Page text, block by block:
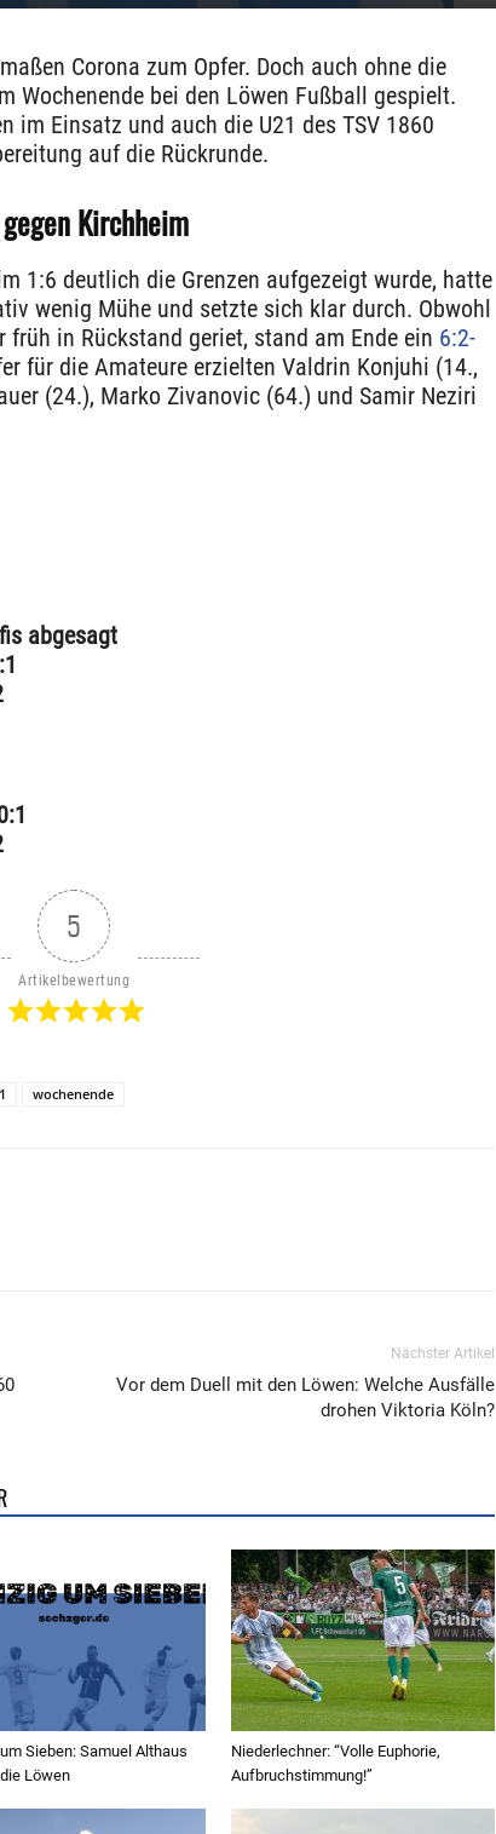
Corona zum Opfer. Doch auch ohne die
Wochenende bei den Löwen Fußball gespielt.
im Einsatz und auch die U21 des TSV 1860
auf die Rückrunde.
Kirchheim
1:6 deutlich die Grenzen aufgezeigt wurde, hatte
wenig Mühe und setzte sich klar durch. Obwohl
in Rückstand geriet, stand am Ende ein 6:2-
für die Amateure erzielten Valdrin Konjuhi (14.,
(24.), Marko Zivanovic (64.) und Samir Neziri
abgesagt
5
Artikelbewertung
wochenende
Nächster Artikel
Vor dem Duell mit den Löwen: Welche Ausfälle
drohen Viktoria Köln?
Sieben: Samuel Althaus
Löwen
Niederlechner: “Volle Euphorie,
Aufbruchstimmung!”